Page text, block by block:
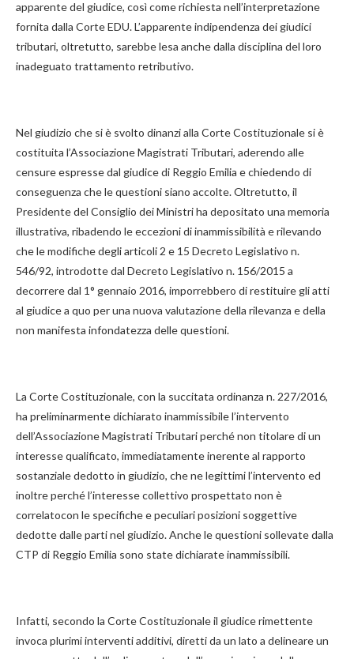
apparente del giudice, così come richiesta nell’interpretazione
fornita dalla Corte EDU. L’apparente indipendenza dei giudici
tributari, oltretutto, sarebbe lesa anche dalla disciplina del loro
inadeguato trattamento retributivo.
Nel giudizio che si è svolto dinanzi alla Corte Costituzionale si è
costituita l’Associazione Magistrati Tributari, aderendo alle
censure espresse dal giudice di Reggio Emilia e chiedendo di
conseguenza che le questioni siano accolte. Oltretutto, il
Presidente del Consiglio dei Ministri ha depositato una memoria
illustrativa, ribadendo le eccezioni di inammissibilità e rilevando
che le modifiche degli articoli 2 e 15 Decreto Legislativo n.
546/92, introdotte dal Decreto Legislativo n. 156/2015 a
decorrere dal 1° gennaio 2016, imporrebbero di restituire gli atti
al giudice a quo per una nuova valutazione della rilevanza e della
non manifesta infondatezza delle questioni.
La Corte Costituzionale, con la succitata ordinanza n. 227/2016,
ha preliminarmente dichiarato inammissibile l’intervento
dell’Associazione Magistrati Tributari perché non titolare di un
interesse qualificato, immediatamente inerente al rapporto
sostanziale dedotto in giudizio, che ne legittimi l’intervento ed
inoltre perché l’interesse collettivo prospettato non è
correlatocon le specifiche e peculiari posizioni soggettive
dedotte dalle parti nel giudizio. Anche le questioni sollevate dalla
CTP di Reggio Emilia sono state dichiarate inammissibili.
Infatti, secondo la Corte Costituzionale il giudice rimettente
invoca plurimi interventi additivi, diretti da un lato a delineare un